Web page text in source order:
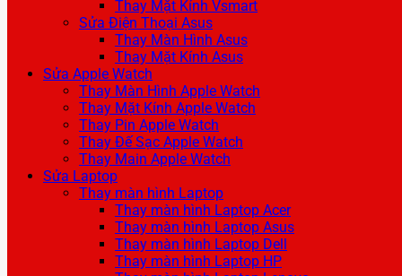
Thay Mặt Kính Vsmart
Sửa Điện Thoại Asus
Thay Màn Hình Asus
Thay Mặt Kính Asus
Sửa Apple Watch
Thay Màn Hình Apple Watch
Thay Mặt Kính Apple Watch
Thay Pin Apple Watch
Thay Đế Sạc Apple Watch
Thay Main Apple Watch
Sửa Laptop
Thay màn hình Laptop
Thay màn hình Laptop Acer
Thay màn hình Laptop Asus
Thay màn hình Laptop Dell
Thay màn hình Laptop HP